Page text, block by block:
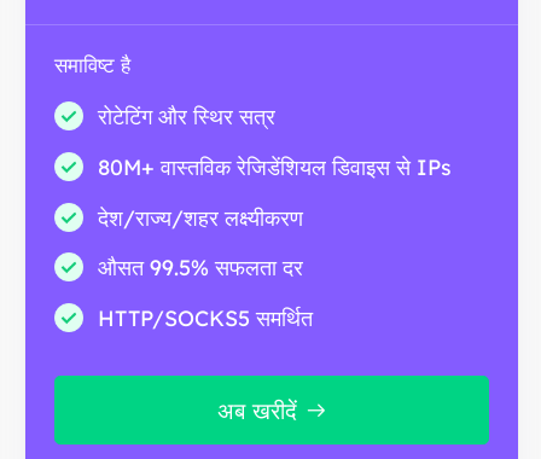
समाविष्ट है
रोटेटिंग और स्थिर सत्र
80M+ वास्तविक रेजिडेंशियल डिवाइस से IPs
देश/राज्य/शहर लक्ष्यीकरण
औसत 99.5% सफलता दर
HTTP/SOCKS5 समर्थित
अब खरीदें